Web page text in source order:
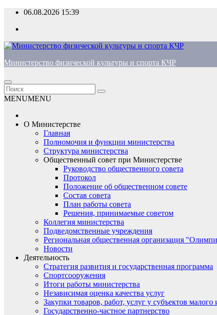
Перейти
содержимому
06.08.2026 15:39
Министерство физической культуры и спорта КЧР
MENUMENU
О Министерстве
Главная
Полномочия и функции министерства
Структура министерства
Общественный совет при Министерстве
Руководство общественного совета
Протокол
Положение об общественном совете
Состав совета
План работы совета
Решения, принимаемые советом
Коллегия министерства
Подведомственные учреждения
Региональная общественная организация
Новости
Деятельность
Стратегия развития и государственная программа
Спортсооружения
Итоги работы министерства
Независимая оценка качества услуг
Закупки товаров, работ, услуг у субъектов
Государственно-частное партнерство